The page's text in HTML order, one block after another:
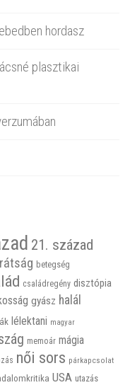
hordasz
plasztikai
21. század
betegség
családregény disztópia
gyász halál
lélektani magyar
memoár mágia
női sors párkapcsolat
USA utazás